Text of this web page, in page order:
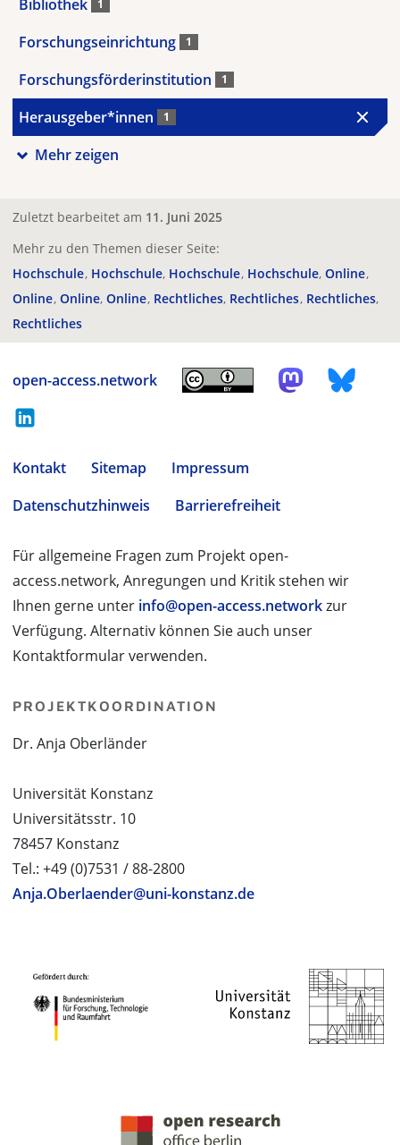
Bibliothek 1
Forschungseinrichtung 1
Forschungsförderinstitution 1
Herausgeber*innen 1
Mehr zeigen
Zuletzt bearbeitet am 11. Juni 2025
Mehr zu den Themen dieser Seite:
Hochschule Hochschule Hochschule Hochschule Online
Online Online Online Rechtliches Rechtliches Rechtliches
Rechtliches
open-access.network
Kontakt Sitemap
Impressum
Datenschutzhinweis
Barrierefreiheit
Für allgemeine Fragen zum Projekt open-
access.network, Anregungen und Kritik stehen wir
Ihnen gerne unter info@open-access.networkzur
Verfügung. Alternativ können Sie auch unser
Kontaktformular verwenden.
PROJEKTKOORDINATION
Dr. Anja Oberländer
Universität Konstanz
Universitätsstr. 10
78457 Konstanz
Tel.: +49 (0)7531 / 88-2800
Anja.Oberlaender@uni-konstanz.de